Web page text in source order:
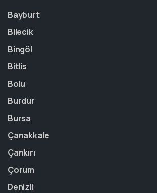
Bayburt
Bilecik
Bingöl
Bitlis
Bolu
Burdur
Bursa
Çanakkale
Çankırı
Çorum
Denizli